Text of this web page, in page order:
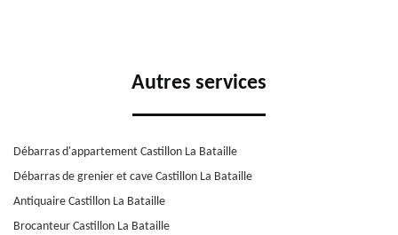
Autres services
Débarras d'appartement Castillon La Bataille
Débarras de grenier et cave Castillon La Bataille
Antiquaire Castillon La Bataille
Brocanteur Castillon La Bataille